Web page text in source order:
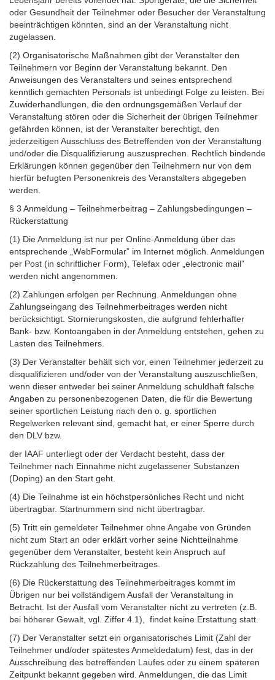
oder Gesundheit der Teilnehmer oder Besucher der Veranstaltung
beeinträchtigen könnten, sind an der Veranstaltung nicht
zugelassen.
(2) Organisatorische Maßnahmen gibt der Veranstalter den
Teilnehmern vor Beginn der Veranstaltung bekannt. Den
Anweisungen des Veranstalters und seines entsprechend
kenntlich gemachten Personals ist unbedingt Folge zu leisten. Bei
Zuwiderhandlungen, die den ordnungsgemäßen Verlauf der
Veranstaltung stören oder die Sicherheit der übrigen Teilnehmer
gefährden können, ist der Veranstalter berechtigt, den
jederzeitigen Ausschluss des Betreffenden von der Veranstaltung
und/oder die Disqualifizierung auszusprechen. Rechtlich bindende
Erklärungen können gegenüber den Teilnehmern nur von dem
hierfür befugten Personenkreis des Veranstalters abgegeben
werden.
§ 3 Anmeldung – Teilnehmerbeitrag – Zahlungsbedingungen –
Rückerstattung
(1) Die Anmeldung ist nur per Online-Anmeldung über das
entsprechende „WebFormular” im Internet möglich. Anmeldungen
per Post (in schriftlicher Form), Telefax oder „electronic mail”
werden nicht angenommen.
(2) Zahlungen erfolgen per Rechnung. Anmeldungen ohne
Zahlungseingang des Teilnehmerbeitrages werden nicht
berücksichtigt. Stornierungskosten, die aufgrund fehlerhafter
Bank- bzw. Kontoangaben in der Anmeldung entstehen, gehen zu
Lasten des Teilnehmers.
(3) Der Veranstalter behält sich vor, einen Teilnehmer jederzeit zu
disqualifizieren und/oder von der Veranstaltung auszuschließen,
wenn dieser entweder bei seiner Anmeldung schuldhaft falsche
Angaben zu personenbezogenen Daten, die für die Bewertung
seiner sportlichen Leistung nach den o. g. sportlichen
Regelwerken relevant sind, gemacht hat, er einer Sperre durch
den DLV bzw.
der IAAF unterliegt oder der Verdacht besteht, dass der
Teilnehmer nach Einnahme nicht zugelassener Substanzen
(Doping) an den Start geht.
(4) Die Teilnahme ist ein höchstpersönliches Recht und nicht
übertragbar. Startnummern sind nicht übertragbar.
(5) Tritt ein gemeldeter Teilnehmer ohne Angabe von Gründen
nicht zum Start an oder erklärt vorher seine Nichtteilnahme
gegenüber dem Veranstalter, besteht kein Anspruch auf
Rückzahlung des Teilnehmerbeitrages.
(6) Die Rückerstattung des Teilnehmerbeitrages kommt im
Übrigen nur bei vollständigem Ausfall der Veranstaltung in
Betracht. Ist der Ausfall vom Veranstalter nicht zu vertreten (z.B.
bei höherer Gewalt, vgl. Ziffer 4.1), findet keine Erstattung statt.
(7) Der Veranstalter setzt ein organisatorisches Limit (Zahl der
Teilnehmer und/oder spätestes Anmeldedatum) fest, das in der
Ausschreibung des betreffenden Laufes oder zu einem späteren
Zeitpunkt bekannt gegeben wird. Anmeldungen, die das Limit